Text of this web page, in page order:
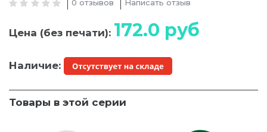
0 отзывов Написать отзыв
Цена (без печати): 172.0 руб
Наличие:
Товары в этой серии